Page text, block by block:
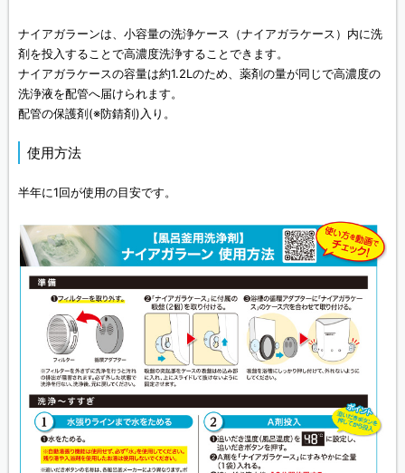
ナイアガラーンは、小容量の洗浄ケース（ナイアガラケース）内に洗
剤を投入することで高濃度洗浄することできます。
ナイアガラケースの容量は約1.2Lのため、薬剤の量が同じで高濃度の
洗浄液を配管へ届けられます。
配管の保護剤(※防錆剤)入り。
使用方法
半年に1回が使用の目安です。